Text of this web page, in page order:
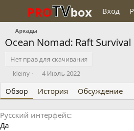
PROTVbox Вход
Аркады
Ocean Nomad: Raft Survival
Нет прав для скачивания
О
у
б
л
и
kleiny
Д
т
а
с
о
4 Июль 2022
Обзор История Обсуждение
Русский интерфейс
Да